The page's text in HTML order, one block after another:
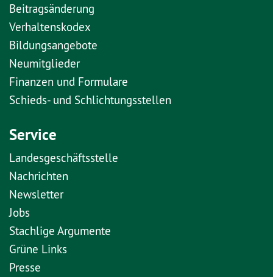
Beitragsänderung
Verhaltenskodex
Bildungsangebote
Neumitglieder
Finanzen und Formulare
Schieds- und Schlichtungsstellen
Service
Landesgeschäftsstelle
Nachrichten
Newsletter
Jobs
Stachlige Argumente
Grüne Links
Presse